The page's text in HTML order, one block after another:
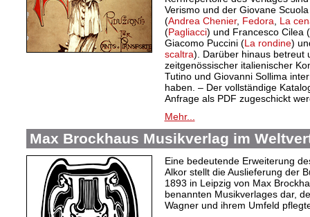
Verismo und der Giovane
(Andrea Chenier, Fedora
La
(Pagliacci) und Francesco Cilea (
Giacomo Puccini (La rondine)
scaltra). Darüber hinaus betreut
zeitgenössischer italienischer
Tutino und Giovanni Sollima
haben. – Der vollständige
Anfrage als PDF zugeschickt
Mehr...
Max Brockhaus Musikverlag im
Eine bedeutende Erweiterung
Alkor stellt die Auslieferung der
1893 in Leipzig von Max
benannten Musikverlages dar,
Wagner und ihrem Umfeld